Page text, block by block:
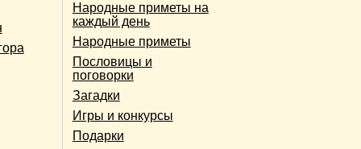
Народные приметы на
каждый день
Народные приметы
Пословицы и
поговорки
Загадки
Игры и конкурсы
Подарки